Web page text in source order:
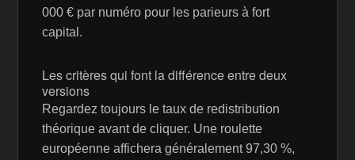
000 € par numéro pour les parieurs à fort
capital.
Les critères qui font la différence entre deux
versions
Regardez toujours le taux de redistribution
théorique avant de cliquer. Une roulette
européenne affichera généralement 97,30 %,